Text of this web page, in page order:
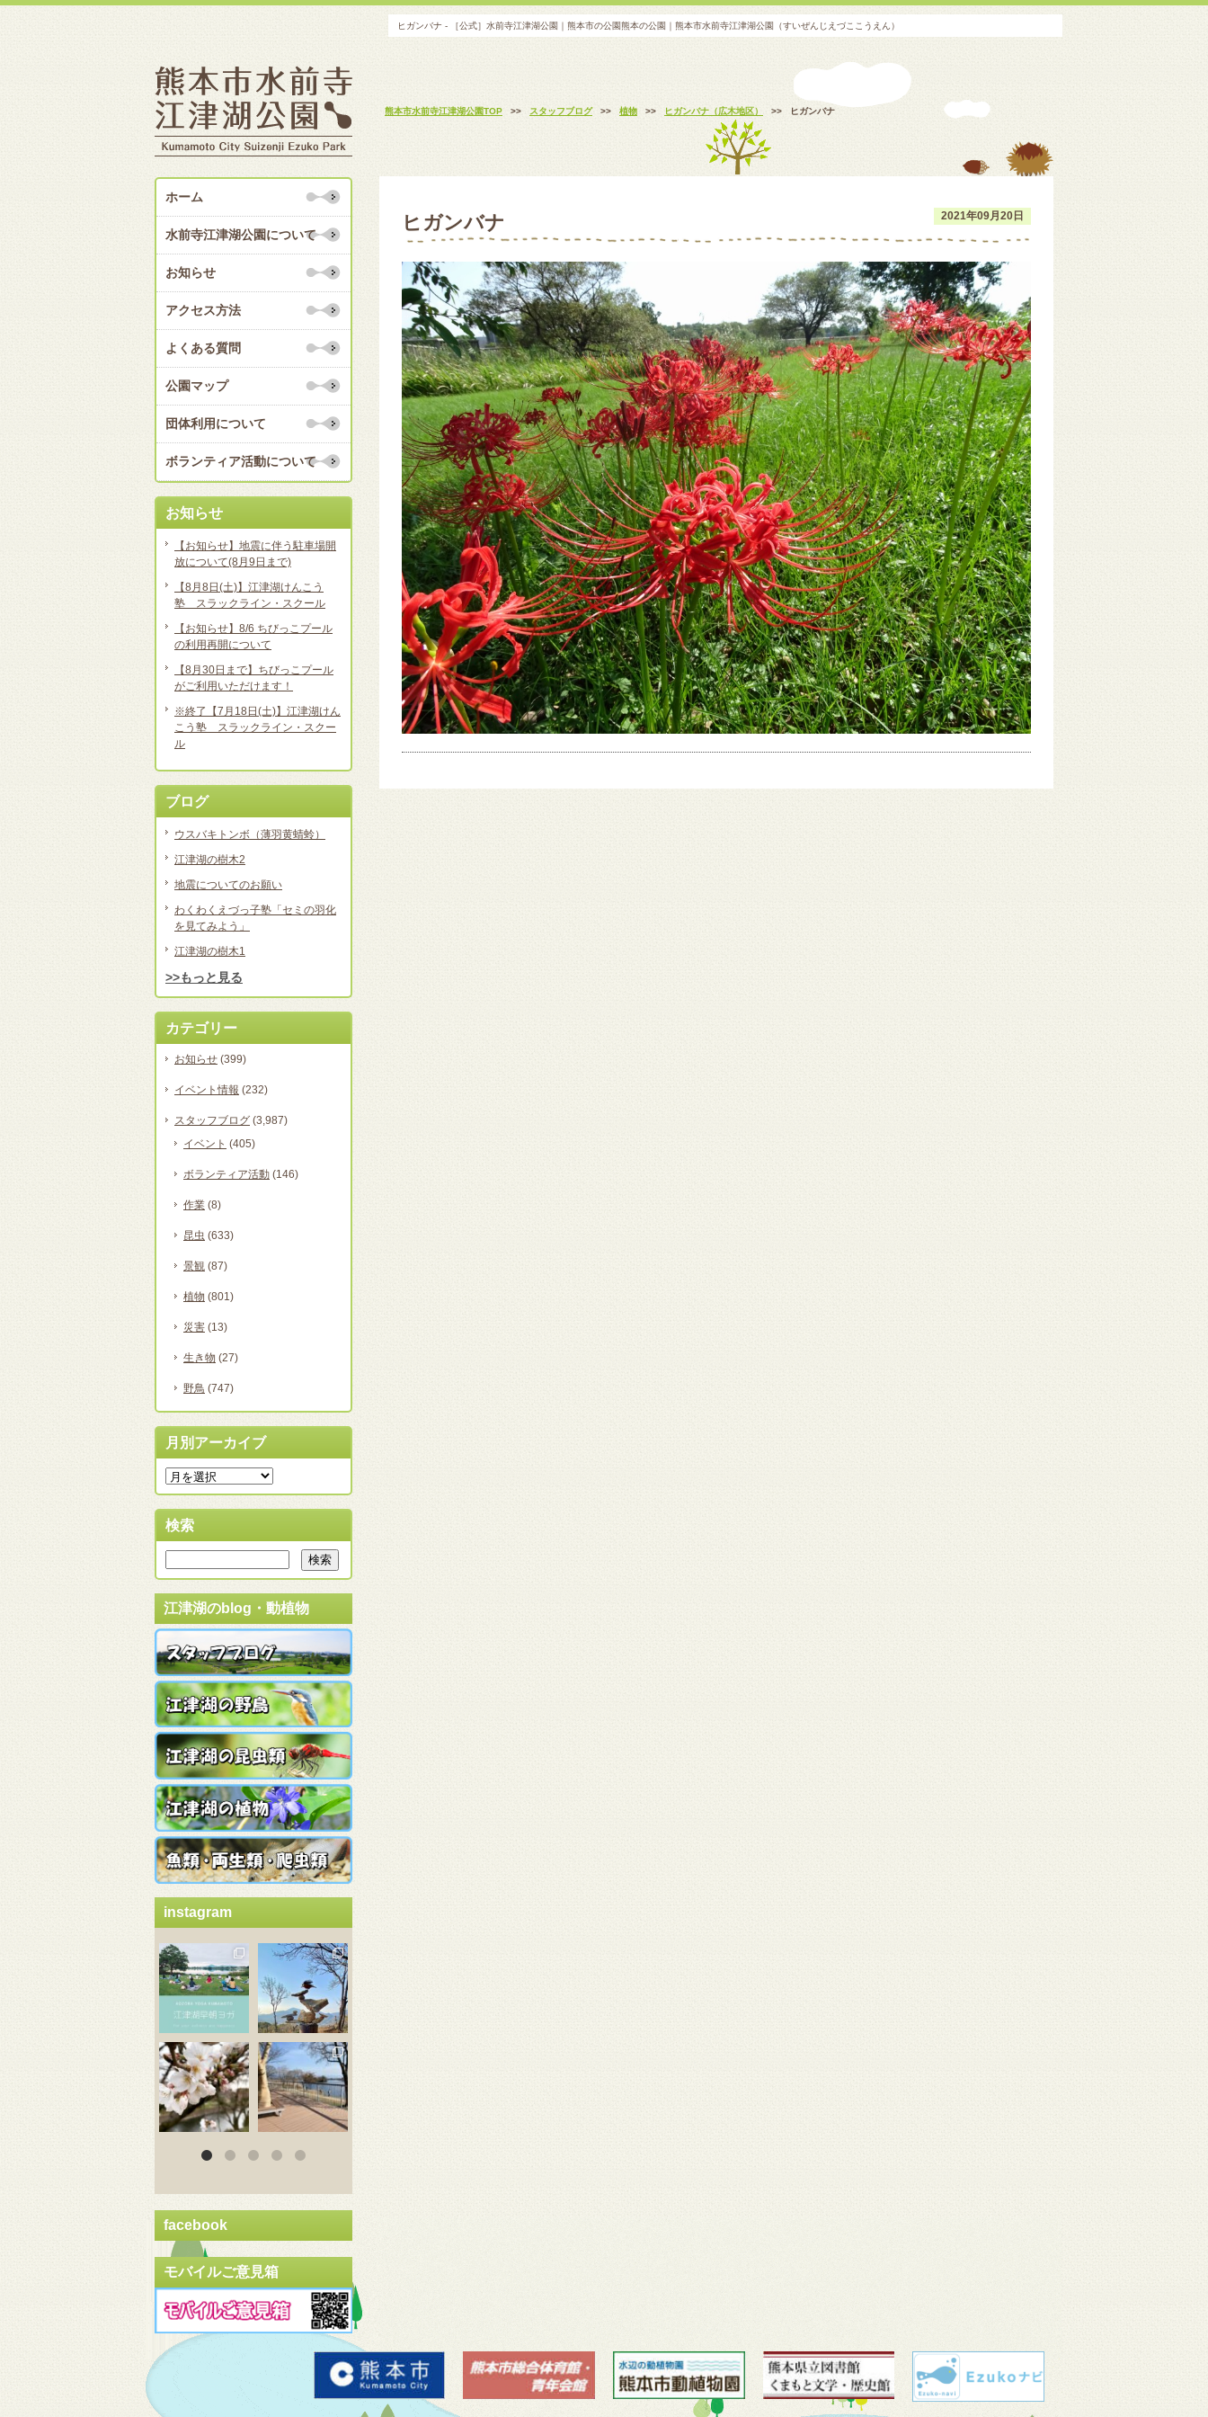
ヒガンバナ - ［公式］水前寺江津湖公園｜熊本市の公園熊本の公園｜熊本市水前寺江津湖公園（すいぜんじえづここうえん）
熊本市水前寺江津湖公園TOP >> スタッフブログ >> 植物 >> ヒガンバナ（広木地区） >> ヒガンバナ
2021年09月20日
ヒガンバナ
ホーム
水前寺江津湖公園について
お知らせ
アクセス方法
よくある質問
公園マップ
団体利用について
ボランティア活動について
お知らせ
【お知らせ】地震に伴う駐車場開
放について(8月9日まで)
【8月8日(土)】江津湖けんこう
塾 スラックライン・スクール
【お知らせ】8/6 ちびっこプール
の利用再開について
【8月30日まで】ちびっこプール
がご利用いただけます！
※終了【7月18日(土)】江津湖けん
こう塾 スラックライン・スクー
ル
ブログ
ウスバキトンボ（薄羽黄蜻蛉）
江津湖の樹木2
地震についてのお願い
わくわくえづっ子塾「セミの羽化
を見てみよう」
江津湖の樹木1
>>もっと見る
カテゴリー
お知らせ (399)
イベント情報 (232)
スタッフブログ (3,987)
イベント (405)
ボランティア活動 (146)
作業 (8)
昆虫 (633)
景観 (87)
植物 (801)
災害 (13)
生き物 (27)
野鳥 (747)
月別アーカイブ
検索
江津湖のblog・動植物
instagram
3月 20
3月 18
3月 18
facebook
モバイルご意見箱